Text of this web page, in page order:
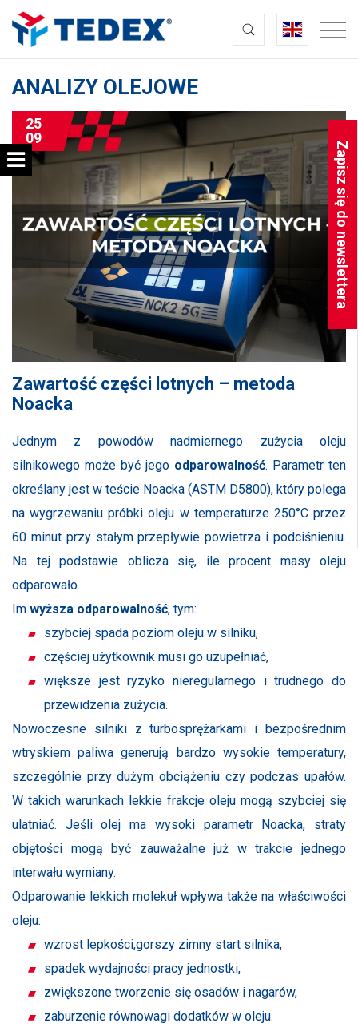
Zapisz się do newslettera
ANALIZY OLEJOWE
25
09
Zawartość części lotnych – metoda
Noacka
Jednym z powodów nadmiernego zużycia oleju
silnikowego może być jego odparowalność. Parametr ten
określany jest w teście Noacka (ASTM D5800), który polega
na wygrzewaniu próbki oleju w temperaturze 250°C przez
60 minut przy stałym przepływie powietrza i podciśnieniu.
Na tej podstawie oblicza się, ile procent masy oleju
odparowało.
Im wyższa odparowalność, tym:
szybciej spada poziom oleju w silniku,
częściej użytkownik musi go uzupełniać,
większe jest ryzyko nieregularnego i trudnego do
przewidzenia zużycia.
Nowoczesne silniki z turbosprężarkami i bezpośrednim
wtryskiem paliwa generują bardzo wysokie temperatury,
szczególnie przy dużym obciążeniu czy podczas upałów.
W takich warunkach lekkie frakcje oleju mogą szybciej się
ulatniać. Jeśli olej ma wysoki parametr Noacka, straty
objętości mogą być zauważalne już w trakcie jednego
interwału wymiany.
Odparowanie lekkich molekuł wpływa także na właściwości
oleju:
wzrost lepkości,gorszy zimny start silnika,
spadek wydajności pracy jednostki,
zwiększone tworzenie się osadów i nagarów,
zaburzenie równowagi dodatków w oleju.